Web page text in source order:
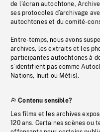
de l’écran autochtone,
ses protocoles d’archivage
autochtones et du comité-
Entre-temps, nous avons
archives, les extraits et les
participantes autochtones à
s’identifient pas comme
Nations, Inuit ou Métis).
Contenu sensible?
Les films et les archives
120 ans. Certaines scènes ou